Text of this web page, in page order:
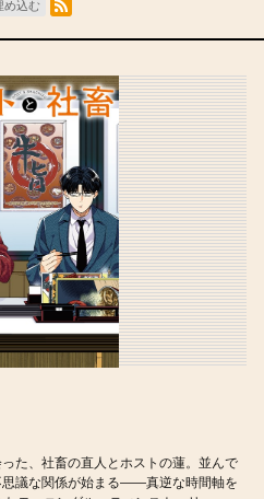
め込む
た、社畜の直人とホストの蓮。並んで
議な関係が始まる――真逆な時間軸を